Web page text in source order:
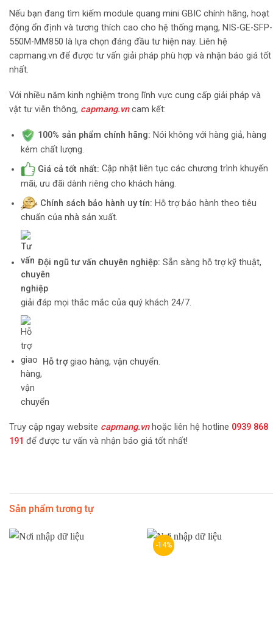
Nếu bạn đang tìm kiếm module quang mini GBIC chính hãng, hoạt
động ổn định và tương thích cao cho hệ thống mạng, NIS-GE-SFP-
550M-MM850 là lựa chọn đáng đầu tư hiện nay. Liên hệ
capmang.vn để được tư vấn giải pháp phù hợp và nhận báo giá tốt
nhất.
Với nhiều năm kinh nghiệm trong lĩnh vực cung cấp giải pháp và
vật tư viễn thông, capmang.vncam kết:
100% sản phẩm chính hãng: Nói không với hàng giả, hàng
kém chất lượng.
Giá cả tốt nhất: Cập nhật liên tục các chương trình khuyến
mãi, ưu đãi dành riêng cho khách hàng.
Chính sách bảo hành uy tín: Hỗ trợ bảo hành theo tiêu
chuẩn của nhà sản xuất.
Đội ngũ tư vấn chuyên nghiệp: Sẵn sàng hỗ trợ kỹ thuật,
giải đáp mọi thắc mắc của quý khách 24/7.
Hỗ trợgiao hàng, vận chuyển.
Truy cập ngay website capmang.vnhoặc liên hệ hotline 0939 868
191 để được tư vấn và nhận báo giá tốt nhất!
Sản phẩm tương tự
-14%